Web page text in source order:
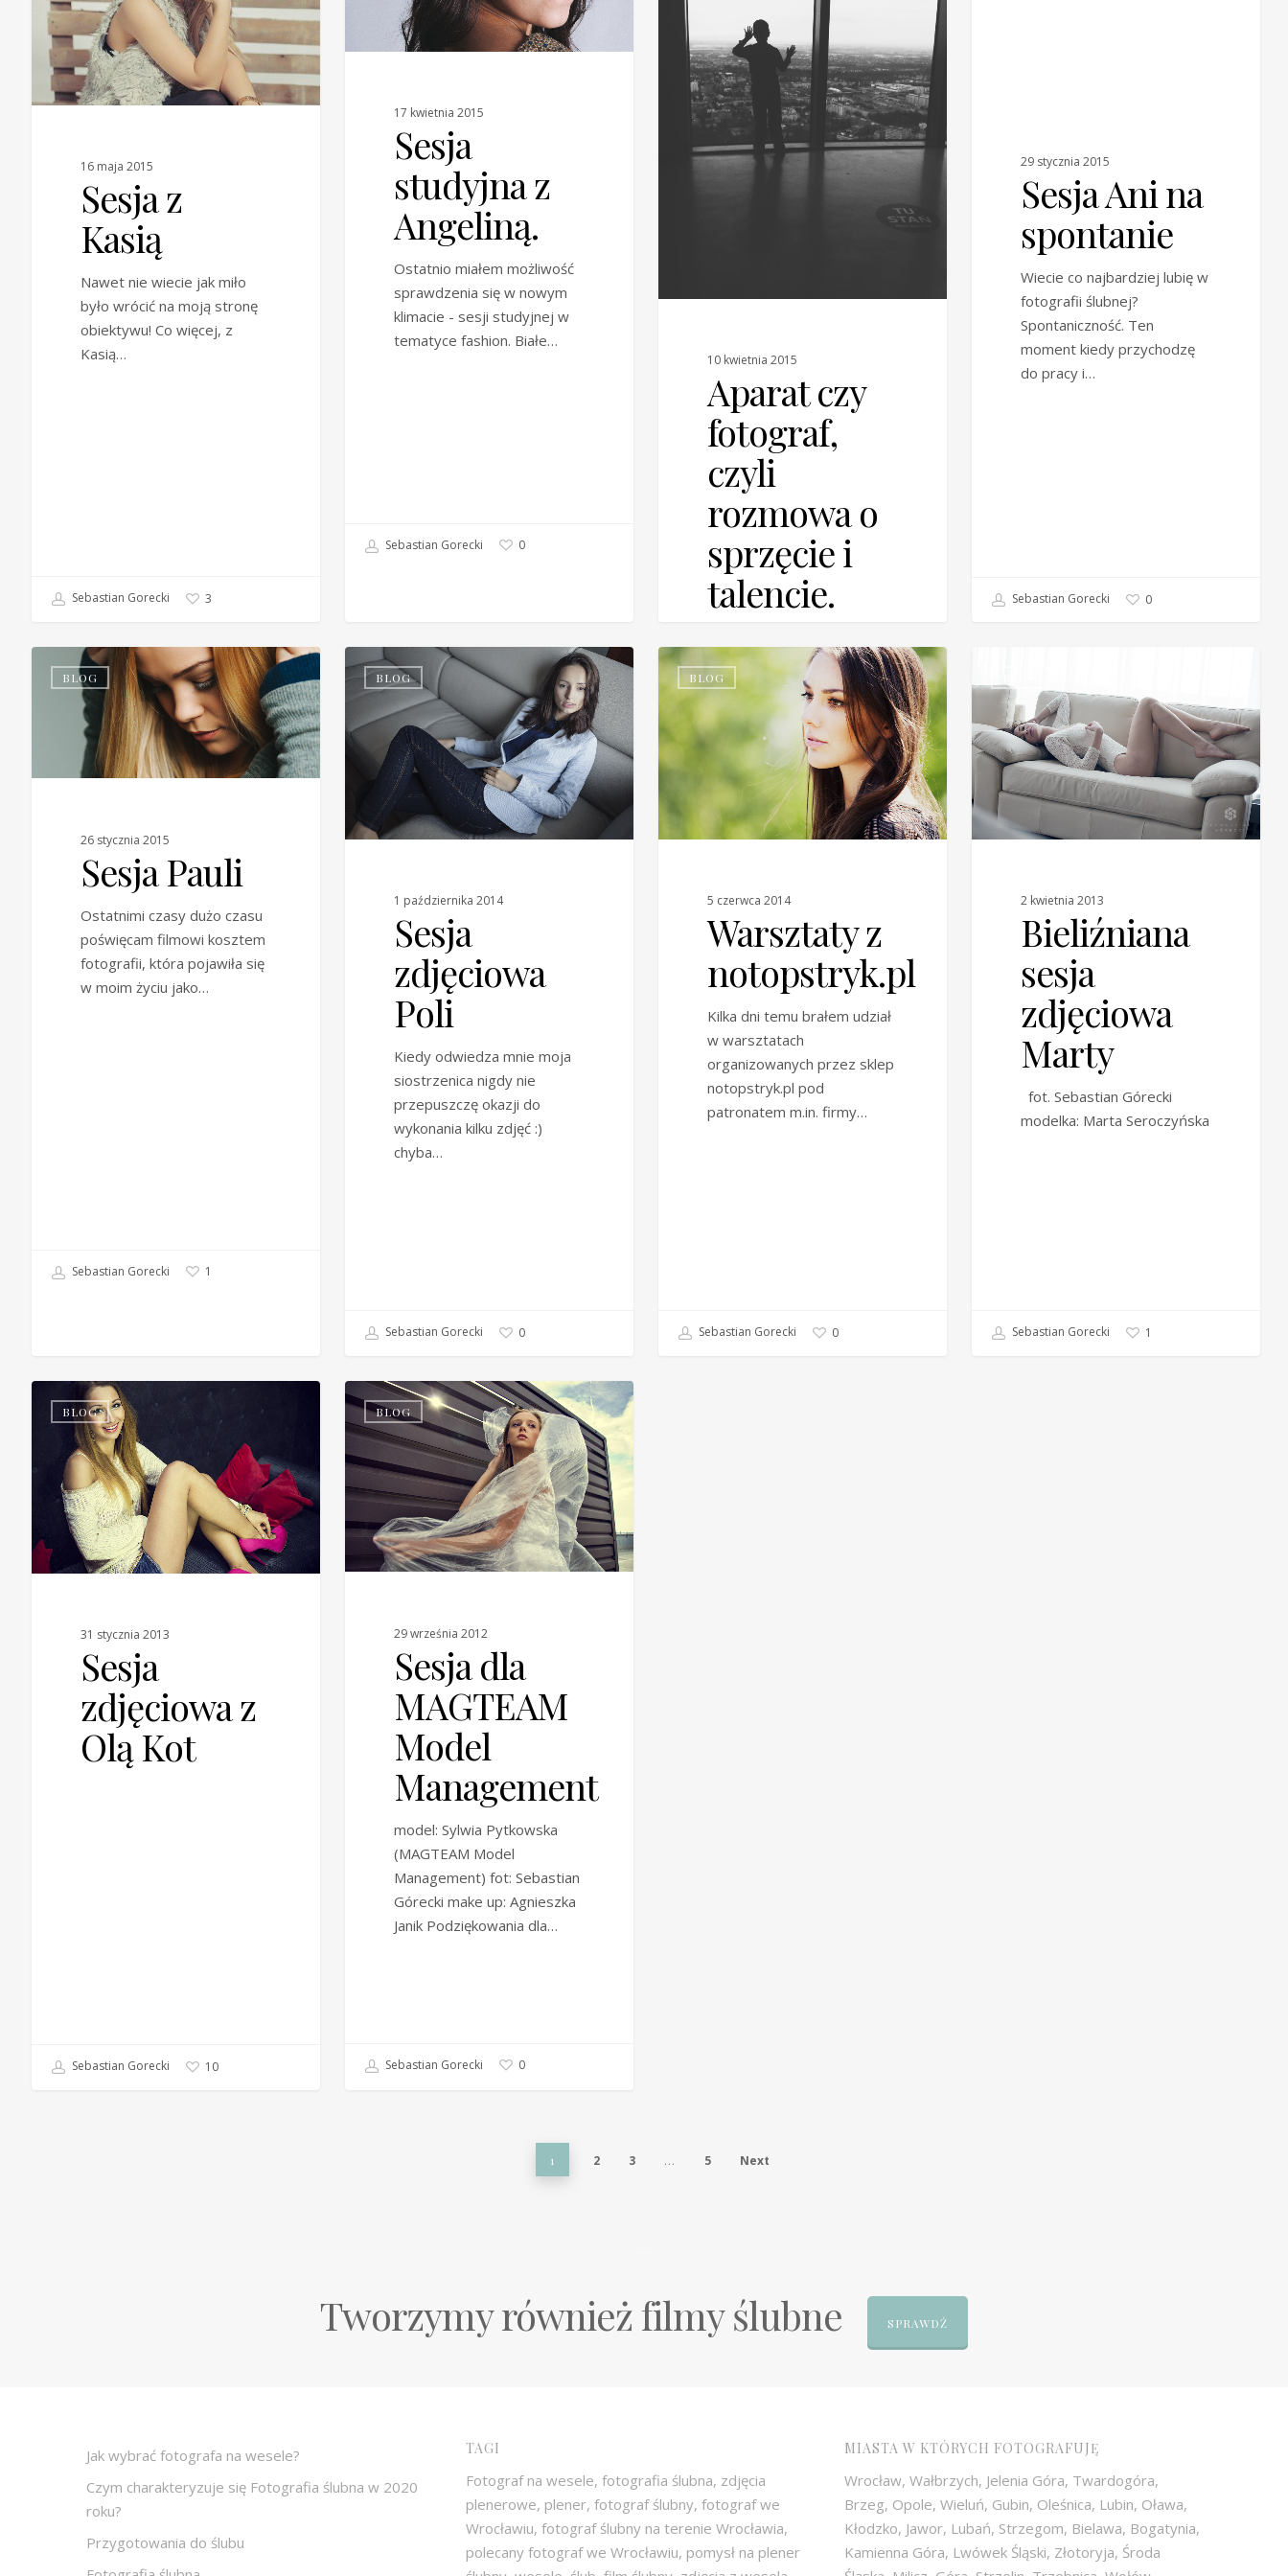
16 maja 2015
Sesja z
Kasią
Nawet nie wiecie jak miło
było wrócić na moją stronę
obiektywu! Co więcej, z
Kasią…
Sebastian Gorecki 3
17 kwietnia 2015
Sesja
studyjna z
Angeliną.
Ostatnio miałem możliwość
sprawdzenia się w nowym
klimacie - sesji studyjnej w
tematyce fashion. Białe…
Sebastian Gorecki 0
10 kwietnia 2015
Aparat czy
fotograf,
czyli
rozmowa o
sprzęcie i
talencie.
pracowniczej torby od
dawna było zwyczajem
klientów. I nie ma się co…
Sebastian Gorecki 0
29 stycznia 2015
Sesja Ani na
spontanie
Wiecie co najbardziej lubię w
fotografii ślubnej?
Spontaniczność. Ten
moment kiedy przychodzę
do pracy i…
Sebastian Gorecki 0
BLOG
26 stycznia 2015
Sesja Pauli
Ostatnimi czasy dużo czasu
poświęcam filmowi kosztem
fotografii, która pojawiła się
w moim życiu jako…
Sebastian Gorecki 1
BLOG
1 października 2014
Sesja
zdjęciowa
Poli
Kiedy odwiedza mnie moja
siostrzenica nigdy nie
przepuszczę okazji do
wykonania kilku zdjęć :)
chyba…
Sebastian Gorecki 0
BLOG
5 czerwca 2014
Warsztaty z
notopstryk.pl
Kilka dni temu brałem udział
w warsztatach
organizowanych przez sklep
notopstryk.pl pod
patronatem m.in. firmy…
Sebastian Gorecki 0
2 kwietnia 2013
Bieliźniana
sesja
zdjęciowa
Marty
fot. Sebastian Górecki
modelka: Marta Seroczyńska
Sebastian Gorecki 1
BLOG
31 stycznia 2013
Sesja
zdjęciowa z
Olą Kot
Sebastian Gorecki 10
BLOG
29 września 2012
Sesja dla
MAGTEAM
Model
Management
model: Sylwia Pytkowska
(MAGTEAM Model
Management) fot: Sebastian
Górecki make up: Agnieszka
Janik Podziękowania dla…
Sebastian Gorecki 0
1 2 3 … 5 Next
Tworzymy również filmy ślubne SPRAWDŹ
Jak wybrać fotografa na wesele?
Czym charakteryzuje się Fotografia ślubna w 2020
roku?
Przygotowania do ślubu
TAGI
Fotograf na wesele, fotografia ślubna, zdjęcia
plenerowe, plener, fotograf ślubny, fotograf we
Wrocławiu, fotograf ślubny na terenie Wrocławia,
polecany fotograf we Wrocławiu, pomysł na plener
MIASTA W KTÓRYCH FOTOGRAFUJĘ
Wrocław, Wałbrzych, Jelenia Góra, Twardogóra,
Brzeg, Opole, Wieluń, Gubin, Oleśnica, Lubin, Oława,
Kłodzko, Jawor, Lubań, Strzegom, Bielawa, Bogatynia,
Kamienna Góra, Lwówek Śląski, Złotoryja, Środa